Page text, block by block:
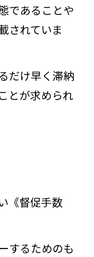
であることや
されていま
だけ早く滞納
とが求められ
《督促手数
するためのも